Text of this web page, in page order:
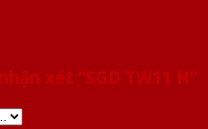
xét “SGD TW11 H”